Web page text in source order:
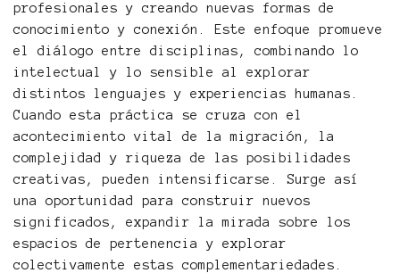
profesionales y creando nuevas formas de
conocimiento y conexión. Este enfoque promueve
el diálogo entre disciplinas, combinando lo
intelectual y lo sensible al explorar
distintos lenguajes y experiencias humanas.
Cuando esta práctica se cruza con el
acontecimiento vital de la migración, la
complejidad y riqueza de las posibilidades
creativas, pueden intensificarse. Surge así
una oportunidad para construir nuevos
significados, expandir la mirada sobre los
espacios de pertenencia y explorar
colectivamente estas complementariedades.